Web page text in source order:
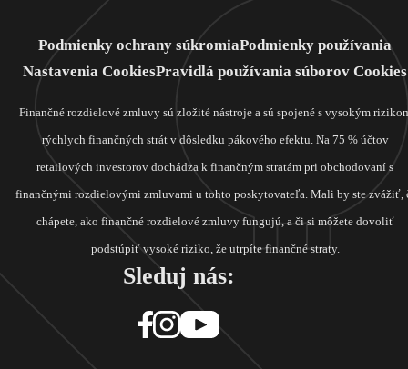
Podmienky ochrany súkromiaPodmienky používania
Nastavenia CookiesPravidlá používania súborov Cookies
Finančné rozdielové zmluvy sú zložité nástroje a sú spojené s vysokým
rýchlych finančných strát v dôsledku pákového efektu. Na 75 % účtov
retailových investorov dochádza k finančným stratám pri obchodovaní s
finančnými rozdielovými zmluvami u tohto poskytovateľa. Mali by ste zvážiť,
chápete, ako finančné rozdielové zmluvy fungujú, a či si môžete dovoliť
podstúpiť vysoké riziko, že utrpíte finančné straty.
Sleduj nás: